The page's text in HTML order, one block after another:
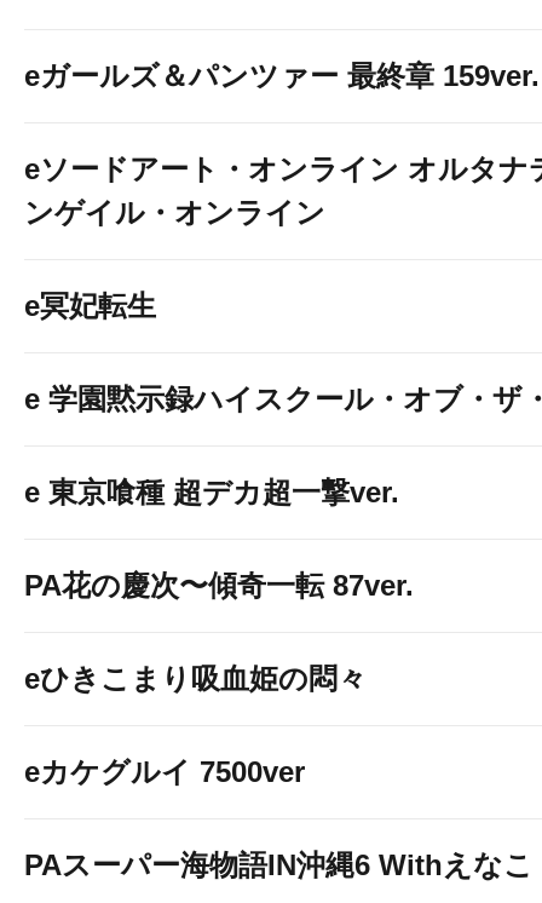
eガールズ＆パンツァー 最終章 159ver.
eソードアート・オンライン オルタナ
ンゲイル・オンライン
e冥妃転生
e 学園黙示録ハイスクール・オブ・ザ
e 東京喰種 超デカ超一撃ver.
PA花の慶次〜傾奇一転 87ver.
eひきこまり吸血姫の悶々
eカケグルイ 7500ver
PAスーパー海物語IN沖縄6 Withえなこ